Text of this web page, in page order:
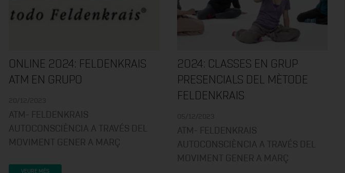
ONLINE 2024: FELDENKRAIS
ATM EN GRUPO
ATM- FELDENKRAIS
AUTOCONSCIÈNCIA A TRAVÉS DEL
MOVIMENT GENER A MARÇ
VEURE MÉS
2024: CLASSES EN GRUP
PRESENCIALS DEL MÈTODE
FELDENKRAIS
ATM- FELDENKRAIS
AUTOCONSCIÈNCIA A TRAVÉS DEL
MOVIMENT GENER A MARÇ